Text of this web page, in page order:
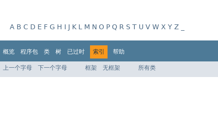
A B C D E F G H I J K L M N O P Q R S T U V W X Y Z
概览 程序包 类 树 已过时 索引 帮助
上一个字母 下一个字母 框架 无框架 所有类